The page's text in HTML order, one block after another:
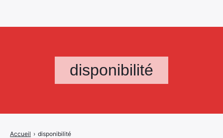
disponibilité
Accueil › disponibilité